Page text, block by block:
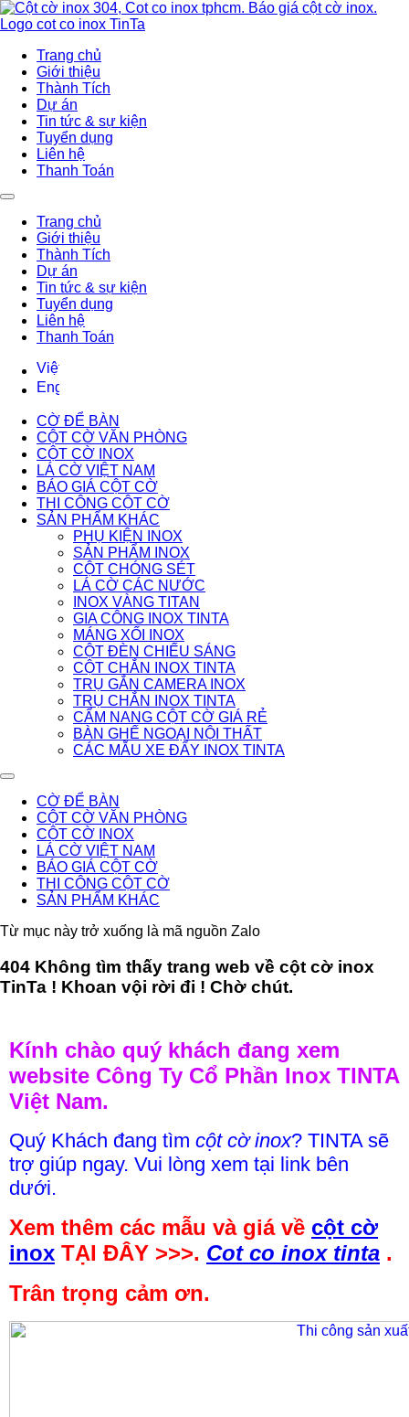
Trang chủ
Giới thiệu
Thành Tích
Dự án
Tin tức & sự kiện
Tuyển dụng
Liên hệ
Thanh Toán
Trang chủ
Giới thiệu
Thành Tích
Dự án
Tin tức & sự kiện
Tuyển dụng
Liên hệ
Thanh Toán
CỜ ĐỂ BÀN
CỘT CỜ VĂN PHÒNG
CỘT CỜ INOX
LÁ CỜ VIỆT NAM
BÁO GIÁ CỘT CỜ
THI CÔNG CỘT CỜ
SẢN PHẨM KHÁC
PHỤ KIỆN INOX
SẢN PHẨM INOX
CỘT CHÓNG SÉT
LÁ CỜ CÁC NƯỚC
INOX VÀNG TITAN
GIA CÔNG INOX TINTA
MÁNG XỐI INOX
CỘT ĐÈN CHIẾU SÁNG
CỘT CHẮN INOX TINTA
TRỤ GẮN CAMERA INOX
TRỤ CHẮN INOX TINTA
CẨM NANG CỘT CỜ GIÁ RẺ
BÀN GHẾ NGOẠI NỘI THẤT
CÁC MẪU XE ĐẨY INOX TINTA
CỜ ĐỂ BÀN
CỘT CỜ VĂN PHÒNG
CỘT CỜ INOX
LÁ CỜ VIỆT NAM
BÁO GIÁ CỘT CỜ
THI CÔNG CỘT CỜ
SẢN PHẨM KHÁC
Từ mục này trở xuống là mã nguồn Zalo
404 Không tìm thấy trang web về cột cờ inox
TinTa ! Khoan vội rời đi ! Chờ chút.
Kính chào quý khách đang xem
website Công Ty Cổ Phần Inox TINTA
Việt Nam.
Quý Khách đang tìm cột cờ inox? TINTA sẽ
trợ giúp ngay. Vui lòng xem tại link bên
dưới.
Xem thêm các mẫu và giá về cột cờ
inox TẠI ĐÂY >>>. Cot co inox tinta .
Trân trọng cảm ơn.